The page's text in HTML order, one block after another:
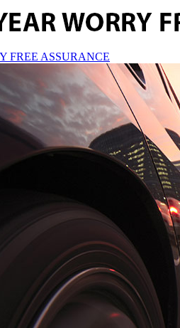
FREE ASSURANCE